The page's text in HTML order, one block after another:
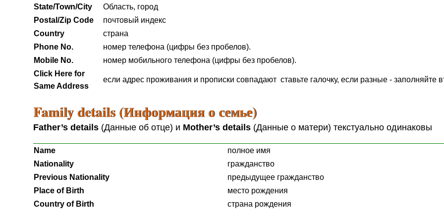
State/Town/City
Область, город
Postal/Zip Code
почтовый индекс
Country
страна
Phone No.
номер телефона (цифры без пробелов).
Mobile No.
номер мобильного телефона (цифры без пробелов).
Click Here for
Same Address
если адрес проживания и прописки совпадают ставьте галочку, если разные - заполняйте
Family details (Информация о семье)
Father’s details (Данные об отце) и Mother’s details (Данные о матери) текстуально одинаковы
Name
полное имя
Nationality
гражданство
Previous Nationality
предыдущее гражданство
Place of Birth
место рождения
Country of Birth
страна рождения